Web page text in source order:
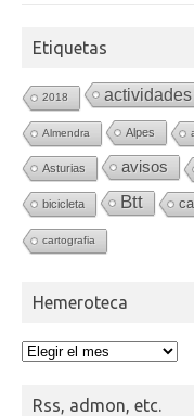
Etiquetas
2018 actividades
Almendra Alpes
Asturias avisos
bicicleta Btt
cartografia
Hemeroteca
Hemeroteca
Rss, admon, etc.